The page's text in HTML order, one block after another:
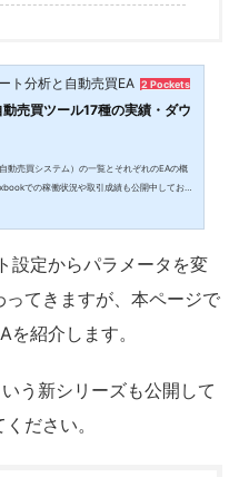
ト分析と自動売買EA～2 Pockets
売買ツール17種の実績・ダウ
動売買システム）の一覧とそれぞれのEAの概
での稼働状況や取引成績も公開中しておる
それぞれ気になるEAの詳細については、お好
設定からパラメータを変
てきますが、本ページで
紹介します。
う新シリーズも公開して
ださい。